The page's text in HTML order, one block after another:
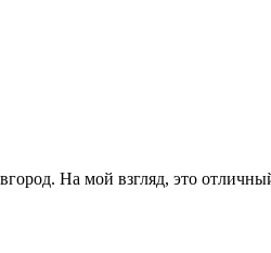
На мой взгляд, это